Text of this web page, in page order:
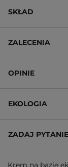
SKŁAD
ZALECENIA
OPINIE
EKOLOGIA
ZADAJ PYTANIE
Krem na bazie